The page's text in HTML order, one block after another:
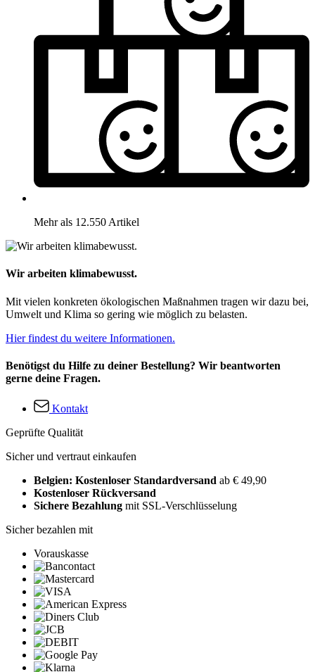
Mehr als 12.550 Artikel
Wir arbeiten klimabewusst.
Mit vielen konkreten ökologischen Maßnahmen tragen wir dazu bei,
Umwelt und Klima so gering wie möglich zu belasten.
Hier findest du weitere Informationen.
Benötigst du Hilfe zu deiner Bestellung? Wir beantworten
gerne deine Fragen.
Kontakt
Geprüfte Qualität
Sicher und vertraut einkaufen
Belgien: Kostenloser Standardversand ab € 49,90
Kostenloser Rückversand
Sichere Bezahlung mit SSL-Verschlüsselung
Sicher bezahlen mit
Vorauskasse